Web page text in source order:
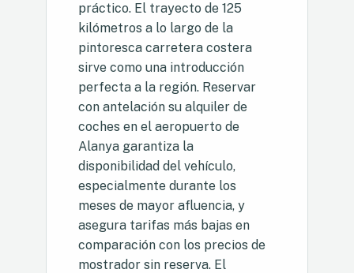
práctico. El trayecto de 125
kilómetros a lo largo de la
pintoresca carretera costera
sirve como una introducción
perfecta a la región. Reservar
con antelación su alquiler de
coches en el aeropuerto de
Alanya garantiza la
disponibilidad del vehículo,
especialmente durante los
meses de mayor afluencia, y
asegura tarifas más bajas en
comparación con los precios de
mostrador sin reserva. El